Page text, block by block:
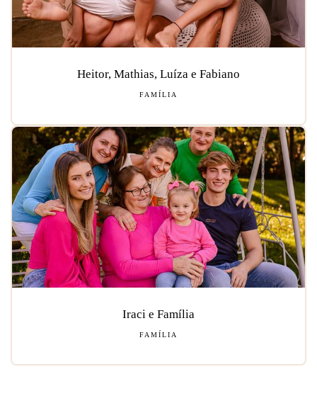
Heitor, Mathias, Luíza e Fabiano
FAMÍLIA
Iraci e Família
FAMÍLIA